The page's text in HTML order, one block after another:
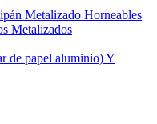
Metalizado Horneables
Metalizados
de papel aluminio) Y